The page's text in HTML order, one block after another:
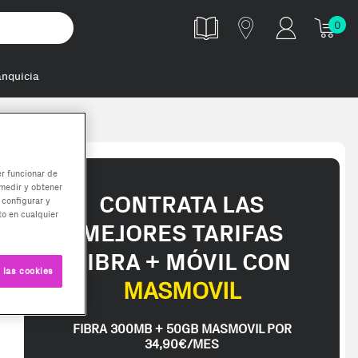
0
CONTRATA LAS
MEJORES TARIFAS
FIBRA + MÓVIL CON
MASMOVIL
FIBRA 300MB + 50GB MASMOVIL POR
34,90€/MES
funcionar de
y obtener
y
en cualquier
cookies